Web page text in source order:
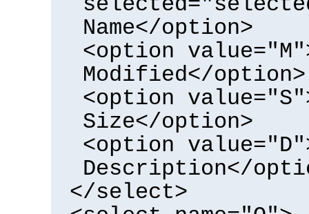
Name</option>
<option
Modified</option>
<option
Size</option>
<option
Description</
</select>